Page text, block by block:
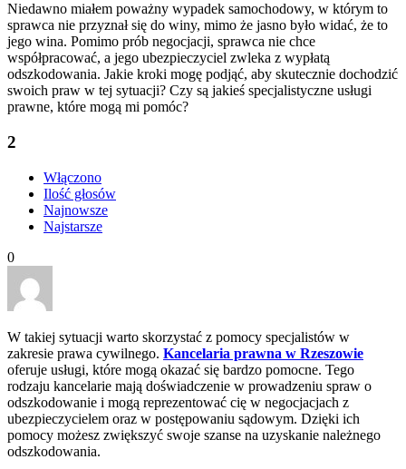
Niedawno miałem poważny wypadek samochodowy, w którym to
sprawca nie przyznał się do winy, mimo że jasno było widać, że to
jego wina. Pomimo prób negocjacji, sprawca nie chce
współpracować, a jego ubezpieczyciel zwleka z wypłatą
odszkodowania. Jakie kroki mogę podjąć, aby skutecznie dochodzić
swoich praw w tej sytuacji? Czy są jakieś specjalistyczne usługi
prawne, które mogą mi pomóc?
2
Włączono
Ilość głosów
Najnowsze
Najstarsze
0
W takiej sytuacji warto skorzystać z pomocy specjalistów w
zakresie prawa cywilnego. Kancelaria prawna w Rzeszowie
oferuje usługi, które mogą okazać się bardzo pomocne. Tego
rodzaju kancelarie mają doświadczenie w prowadzeniu spraw o
odszkodowanie i mogą reprezentować cię w negocjacjach z
ubezpieczycielem oraz w postępowaniu sądowym. Dzięki ich
pomocy możesz zwiększyć swoje szanse na uzyskanie należnego
odszkodowania.